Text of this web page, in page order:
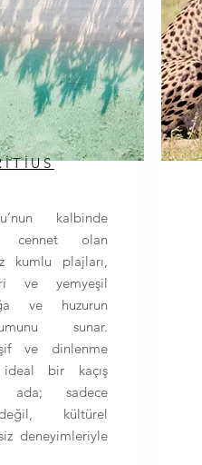
kalbinde
cennet olan
kumlu plajları,
ve yemyeşil
ve huzurun
sunar.
ve dinlenme
bir kaçış
ada; sadece
kültürel
deneyimleriyle